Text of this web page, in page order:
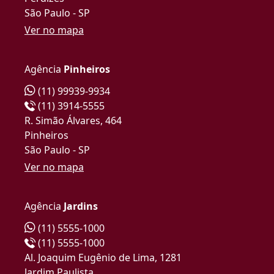
São Paulo - SP
Ver no mapa
Agência Pinheiros
(11) 99939-9934
(11) 3914-5555
R. Simão Álvares, 464
Pinheiros
São Paulo - SP
Ver no mapa
Agência Jardins
(11) 5555-1000
(11) 5555-1000
Al. Joaquim Eugênio de Lima, 1281